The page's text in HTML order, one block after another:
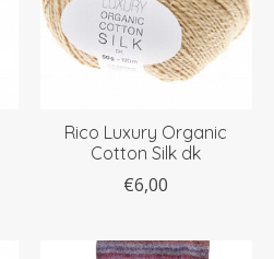
Rico Luxury Organic
Cotton Silk dk
€6,00